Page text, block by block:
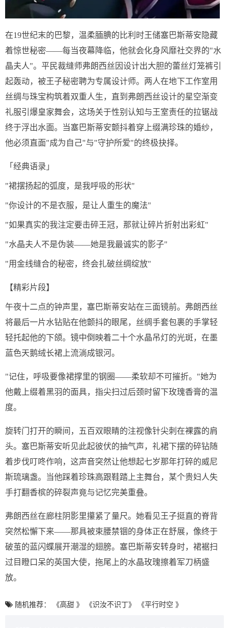
在19世纪末的巴黎，温柔腼腆的比利时王储塞巴斯蒂安隐藏
着惊世秘密——每当夜幕降临，他就会化身风靡社交界的"水
晶夫人"。平民裁缝师弗朗西丝因设计出大胆的蕾丝灯笼裤引
起轰动，被王子秘密聘为专属设计师。两人在地下工作室用
丝绸与珠宝构筑着双重人生，直到弗朗西丝设计的星空渐变
礼服引爆皇家舞会，这场关于性别认知与王室责任的拉锯战
终于浮出水面。当塞巴斯蒂安颤抖着穿上缀满珍珠的婚纱，
他必须直面"成为自己"与"守护所爱"的终极抉择。
「经典语录」
"裙摆扬起的弧度，是我呼吸的形状"
"你设计的不是衣服，是让人重生的魔法"
"如果真实的我注定要击碎王冠，那就让碎片折射出彩虹"
"水晶夫人不是伪装——她是我最诚实的影子"
"用金线缝合的秘密，终会扎破丝绸绽放"
【精彩片段】
午夜十二点的钟声里，塞巴斯蒂安站在三面镜前。弗朗西丝
将最后一片水钻贴在他颤抖的眼尾，丝绸手套包裹的手掌轻
轻托起他的下颌。镜中倒映着二十个水晶吊灯的光斑，在墨
蓝色天鹅绒长裙上流淌成银河。
"记住，呼吸要像裙撑里的钢圈——柔软却不可摧折。"她为
他戴上缀着黑羽的面具，指尖扫过后颈时留下玫瑰香膏的温
度。
旋转门打开的瞬间，五百双眼睛的注视像针尖刺在裸露的肩
头。塞巴斯蒂安听见此起彼伏的抽气声，礼裙下摆的碎钻随
着步伐叮咚作响，这声音突然让他想起七岁那年打碎的威尼
斯琉璃盏。当他踩着珍珠高跟鞋踏上主舞台，某个贵妇人失
手打翻香槟的碎裂声竟与记忆完美重叠。
弗朗西丝在廊柱阴影里攥紧了量尺。她看见王子挺直的脊背
突然松懈下来——那具被束腰禁锢的身体正在舒展，像终于
破茧的蓝闪蝶展开潮湿的翅膀。塞巴斯蒂安转身时，裙裾扫
过目瞪口呆的英国大使，拖尾上的水晶玫瑰擦着军刀柄盛
放。
随机推荐： 《高甜 》 《识汝不识丁》 《平行时空 》